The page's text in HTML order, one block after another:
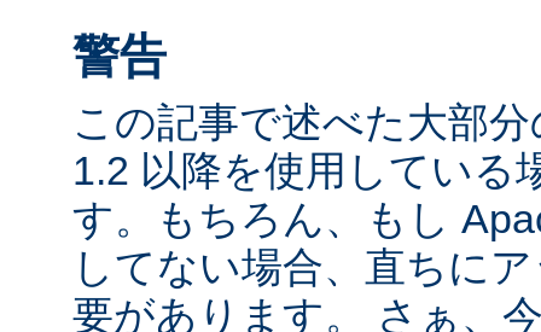
警告
この記事で述べた大部
1.2 以降を使用している
す。もちろん、もし
してない場合、直ちに
要があります。 さぁ、